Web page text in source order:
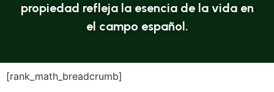
propiedad refleja la esencia de la vida en
el campo español.
[rank_math_breadcrumb]